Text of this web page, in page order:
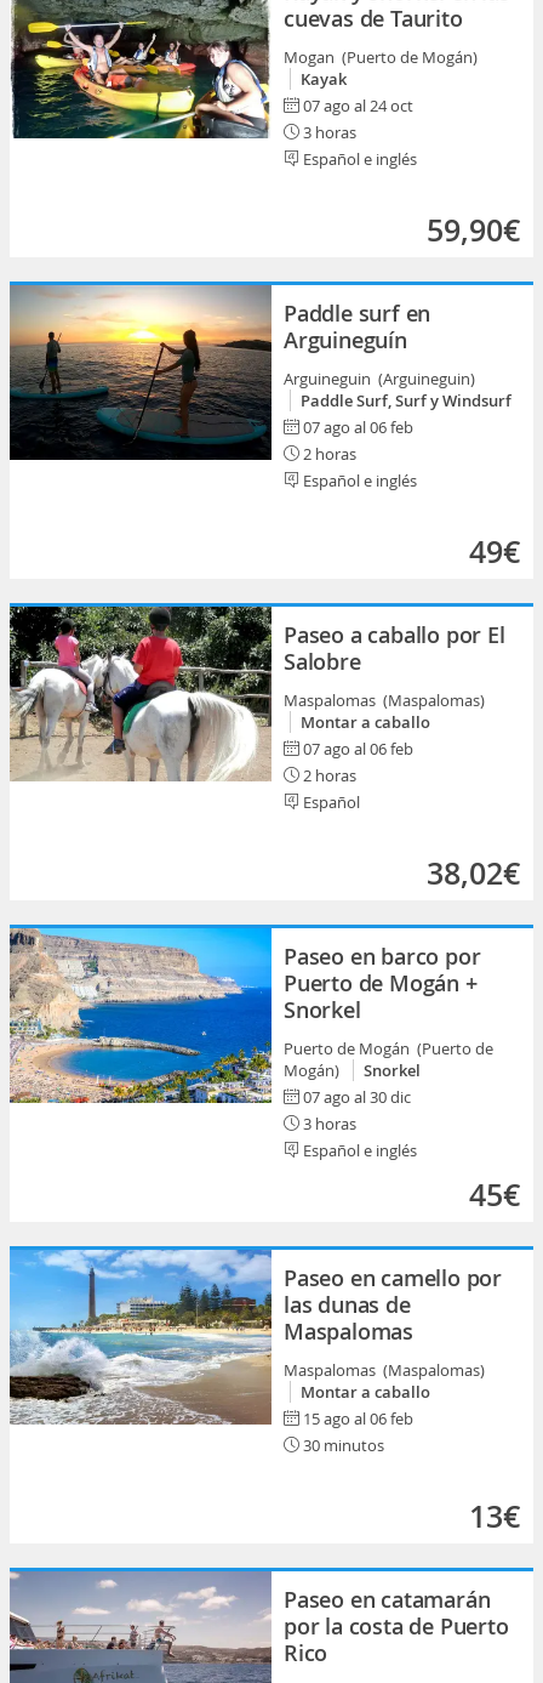
cuevas de Taurito
Mogan (Puerto de Mogán)
Kayak
07 ago al 24 oct
3 horas
Español e inglés
59,90€
Paddle surf en
Arguineguín
Arguineguin (Arguineguin)
Paddle Surf, Surf y Windsurf
07 ago al 06 feb
2 horas
Español e inglés
49€
Paseo a caballo por El
Salobre
Maspalomas (Maspalomas)
Montar a caballo
07 ago al 06 feb
2 horas
Español
38,02€
Paseo en barco por
Puerto de Mogán +
Snorkel
Puerto de Mogán (Puerto de
Mogán)
Snorkel
07 ago al 30 dic
3 horas
Español e inglés
45€
Paseo en camello por
las dunas de
Maspalomas
Maspalomas (Maspalomas)
Montar a caballo
15 ago al 06 feb
30 minutos
13€
Paseo en catamarán
por la costa de Puerto
Rico